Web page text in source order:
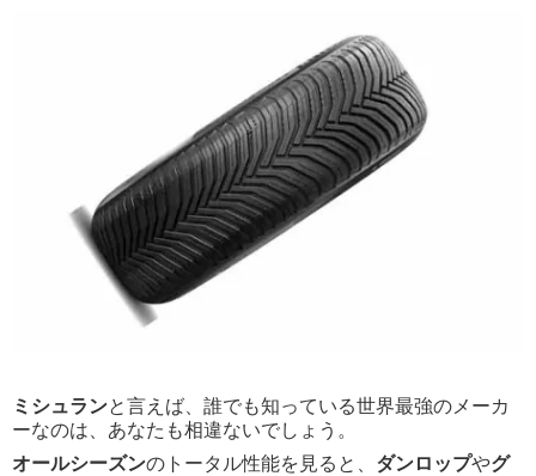
ミシュランと言えば、誰でも知っている世界最強のメーカ
ーなのは、あなたも相違ないでしょう。
オールシーズンのトータル性能を見ると、 ダンロップやグ